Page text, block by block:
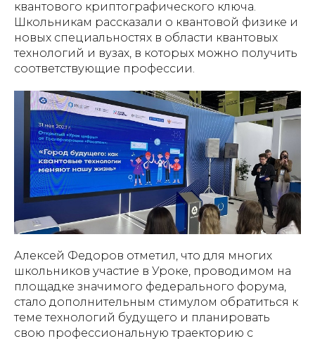
квантового криптографического ключа.
Школьникам рассказали о квантовой физике и
новых специальностях в области квантовых
технологий и вузах, в которых можно получить
соответствующие профессии.
Алексей Федоров отметил, что для многих
школьников участие в Уроке, проводимом на
площадке значимого федерального форума,
стало дополнительным стимулом обратиться к
теме технологий будущего и планировать
свою профессиональную траекторию с